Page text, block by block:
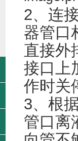
2、连
器管口
直接外
接口上
作时关
3、根
管口离